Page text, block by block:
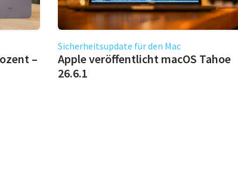
–
Sicherheitsupdate für den Mac
Apple veröffentlicht macOS Tahoe
26.6.1